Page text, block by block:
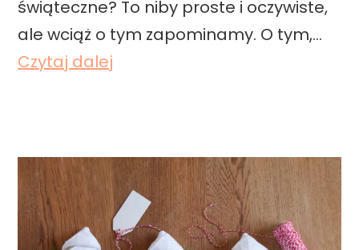
k
świąteczne? To niby proste i oczywiste,
ale wciąż o tym zapominamy. O tym,…
Czytaj dalej
k
a
r